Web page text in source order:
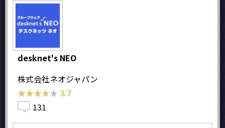
desknet's NEO
株式会社ネオジャパン
★★★★★
★★★★★ 3.7
131